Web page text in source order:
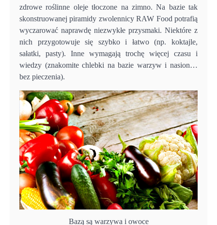
zdrowe roślinne oleje tłoczone na zimno. Na bazie tak
skonstruowanej piramidy zwolennicy RAW Food potrafią
wyczarować naprawdę niezwykłe przysmaki. Niektóre z
nich przygotowuje się szybko i łatwo (np. koktajle,
sałatki, pasty). Inne wymagają trochę więcej czasu i
wiedzy (znakomite chlebki na bazie warzyw i nasion…
bez pieczenia).
Bazą są warzywa i owoce